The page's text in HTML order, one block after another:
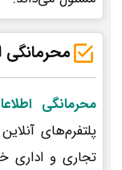
محرمانگی
محرمانگی
پلتفرم‌های
تجاری و اداری